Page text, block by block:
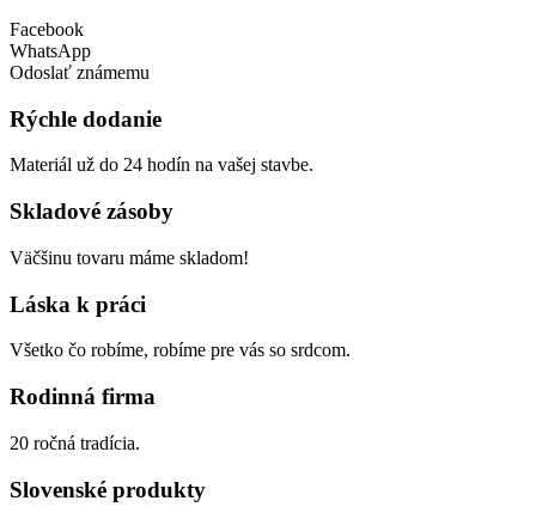
Facebook
WhatsApp
Odoslať známemu
Rýchle dodanie
Materiál už do 24 hodín na vašej stavbe.
Skladové zásoby
Väčšinu tovaru máme skladom!
Láska k práci
Všetko čo robíme, robíme pre vás so srdcom.
Rodinná firma
20 ročná tradícia.
Slovenské produkty